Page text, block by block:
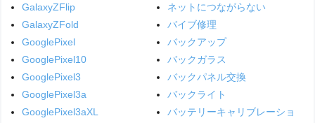
GalaxyZFlip
GalaxyZFold
GooglePixel
GooglePixel10
GooglePixel3
GooglePixel3a
GooglePixel3aXL
ネットにつながらない
バイブ修理
バックアップ
バックガラス
バックパネル交換
バックライト
バッテリーキャリブレーショ